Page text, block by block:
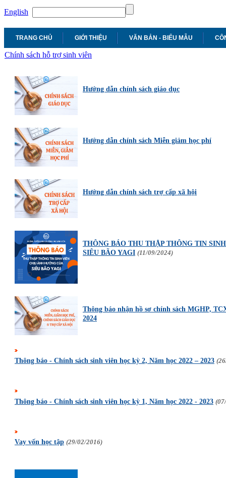
English
TRANG CHỦ GIỚI THIỆU VĂN BẢN - BIỂU MẪU
Chính sách hỗ trợ sinh viên
Hướng dẫn chính sách giáo dục
Hướng dẫn chính sách Miễn giảm học phí
Hướng dẫn chính sách trợ cấp xã hội
THÔNG BÁO THU THẬP THÔNG TIN
SIÊU BÃO YAGI (11/09/2024)
Thông báo nhận hồ sơ chính sách MGHP,
2024
Thông báo - Chính sách sinh viên học kỳ 2, Năm học 2022 – 2023
Thông báo - Chính sách sinh viên học kỳ 1, Năm học 2022 - 2023
Vay vốn học tập (29/02/2016)